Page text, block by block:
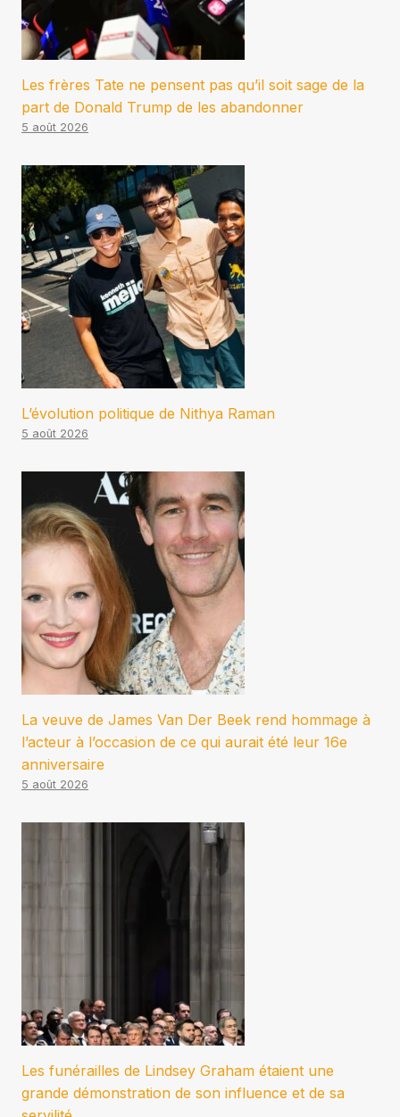
Les frères Tate ne pensent pas qu’il soit sage de la
part de Donald Trump de les abandonner
5 août 2026
L’évolution politique de Nithya Raman
5 août 2026
La veuve de James Van Der Beek rend hommage à
l’acteur à l’occasion de ce qui aurait été leur 16e
anniversaire
5 août 2026
Les funérailles de Lindsey Graham étaient une
grande démonstration de son influence et de sa